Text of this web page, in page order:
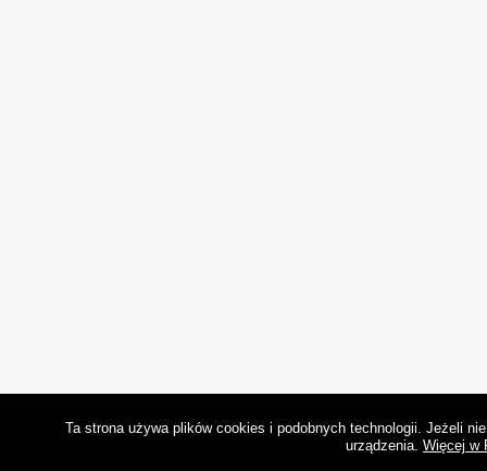
Ta strona używa plików cookies i podobnych technologii. Jeżeli
urządzenia. Więcej w